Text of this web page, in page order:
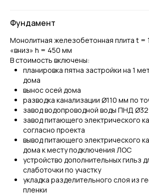
Фундамент
Монолитная железобетонная плита t =
«вниз» h = 450 мм
В стоимость включены:
планировка пятна застройки на 1
дома
вынос осей дома
разводка канализации Ø110 мм по
завод водопроводной воды ПНД
завод питающего электрического
согласно проекта
вывод питающего электрического
дома к месту подключения ЛОС
устройство дополнительных гильз
слаботочки по участку
укладка разделительного слоя из
пленки
Я согласен с политикой конфиденциальности
Отправить
Политика
ИП Чуманов Г.В.
ИНН: 590610826720